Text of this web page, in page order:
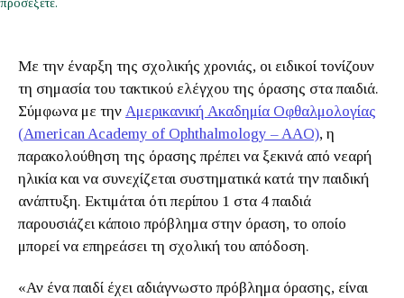
Με την έναρξη της σχολικής χρονιάς, οι ειδικοί τονίζουν
τη σημασία του τακτικού ελέγχου της όρασης στα παιδιά.
Σύμφωνα με την Αμερικανική Ακαδημία Οφθαλμολογίας
(American Academy of Ophthalmology – AAO), η
παρακολούθηση της όρασης πρέπει να ξεκινά από νεαρή
ηλικία και να συνεχίζεται συστηματικά κατά την παιδική
ανάπτυξη. Εκτιμάται ότι περίπου 1 στα 4 παιδιά
παρουσιάζει κάποιο πρόβλημα στην όραση, το οποίο
μπορεί να επηρεάσει τη σχολική του απόδοση.
«Αν ένα παιδί έχει αδιάγνωστο πρόβλημα όρασης, είναι